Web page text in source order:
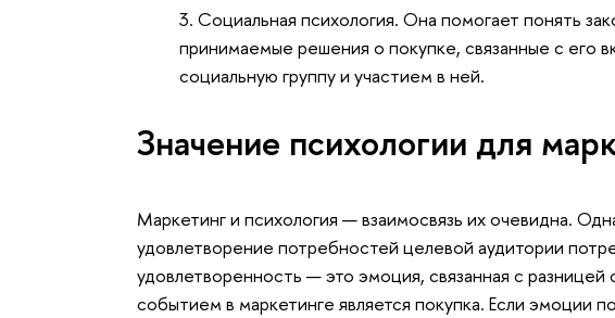
Социальная психология. Она помогает понять
принимаемые решения о покупке, связанные с его
социальную группу и участием в ней.
Значение психологии для
Маркетинг и психология — взаимосвязь их очевидна.
удовлетворение потребностей целевой аудитории
удовлетворенность — это эмоция, связанная с
событием в маркетинге является покупка. Если эмоции